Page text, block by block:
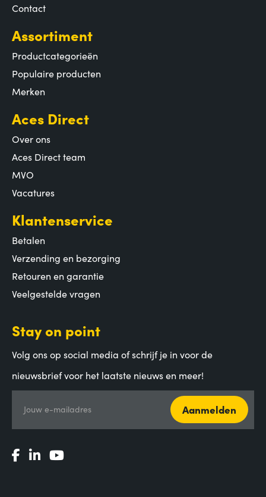
Contact
Assortiment
Productcategorieën
Populaire producten
Merken
Aces Direct
Over ons
Aces Direct team
MVO
Vacatures
Klantenservice
Betalen
Verzending en bezorging
Retouren en garantie
Veelgestelde vragen
Stay on point
Volg ons op social media of schrijf je in voor de
nieuwsbrief voor het laatste nieuws en meer!
Jouw e-mailadres Aanmelden